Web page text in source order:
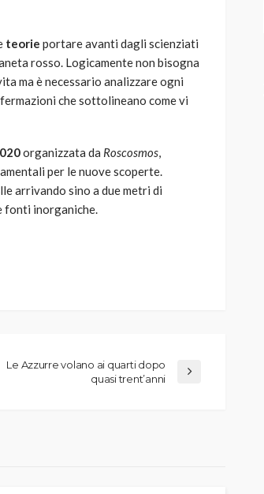
teorie portare avanti dagli scienziati
rosso. Logicamente non bisogna
ma è necessario analizzare ogni
che sottolineano come vi
organizzata da Roscosmos,
per le nuove scoperte.
arrivando sino a due metri di
fonti inorganiche.
Le Azzurre volano ai quarti dopo
quasi trent’anni